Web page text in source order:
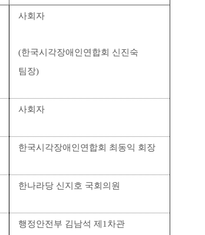
사회자
(한국시각장애인연합회 신진숙
팀장)
사회자
한국시각장애인연합회 최동익 회장
한나라당 신지호 국회의원
행정안전부 김남석 제1차관